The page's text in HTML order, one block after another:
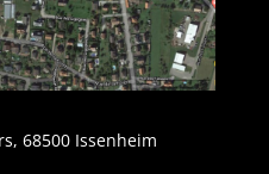
68500 Issenheim